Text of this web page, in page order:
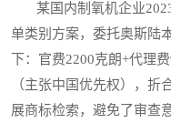
某国内制氧机企业2023
单类别方案，委托奥斯陆
下：官费2200克朗+代理
（主张中国优先权），折
展商标检索，避免了审查